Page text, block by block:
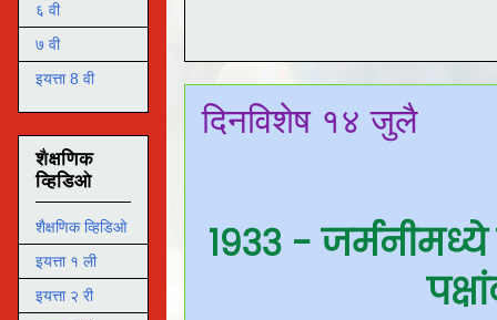
दिनविशेष १४ जुलै
१९३३ - जर्मनीमध्ये
६ वी
७ वी
इयत्ता 8 वी
शैक्षणिक
व्हिडिओ
शैक्षणिक व्हिडिओ
इयत्ता १ ली
इयत्ता २ री